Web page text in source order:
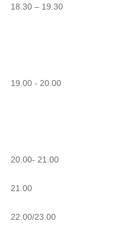
18.30 – 19.30
19.00 - 20.00
20.00- 21.00
21.00
22.00/23.00